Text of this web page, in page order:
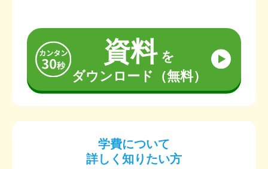
資料を
ダウンロード（無料）
学費について
詳しく知りたい方